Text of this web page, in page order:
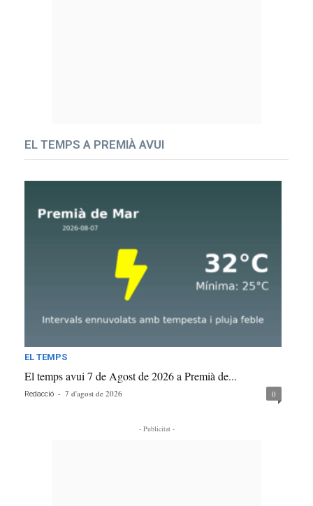
EL TEMPS A PREMIÀ AVUI
EL TEMPS
El temps avui 7 de Agost de 2026 a Premià de...
Redacció - 7 d'agost de 2026 0
- Publicitat -